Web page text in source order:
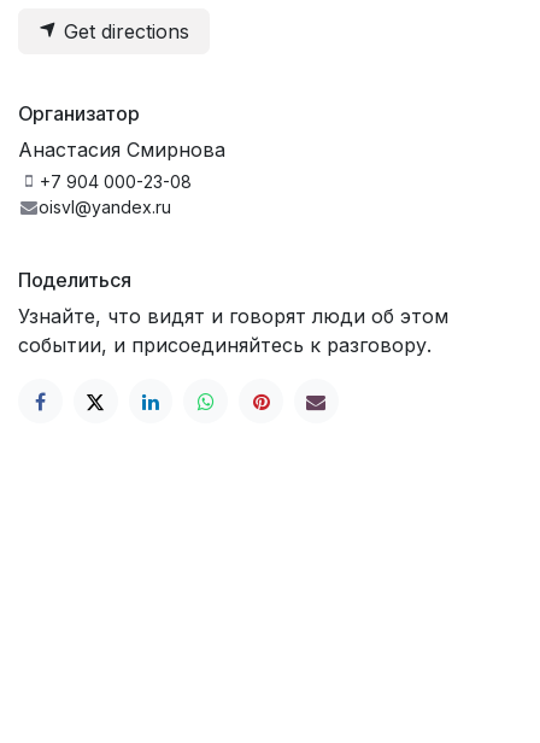
Get directions
Организатор
Анастасия Смирнова
+7 904 000-23-08
oisvl@yandex.ru
Поделиться
Узнайте, что видят и говорят люди об этом
событии, и присоединяйтесь к разговору.